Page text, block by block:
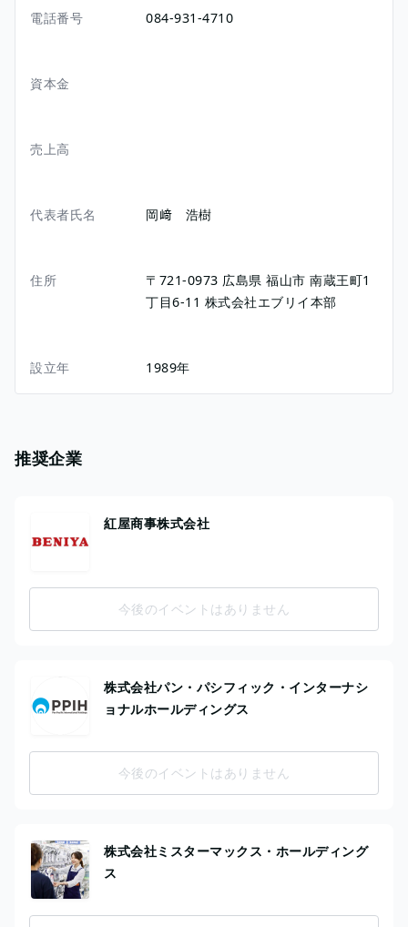
電話番号 084-931-4710
資本金
売上高
代表者氏名 岡﨑 浩樹
住所 〒721-0973 広島県福山市 南蔵王町1
丁目6-11 株式会社エブリイ本部
設立年 1989年
推奨企業
紅屋商事株式会社
今後のイベントはありません
株式会社パン・パシフィック・インターナシ
ョナルホールディングス
今後のイベントはありません
株式会社ミスターマックス・ホールディング
ス